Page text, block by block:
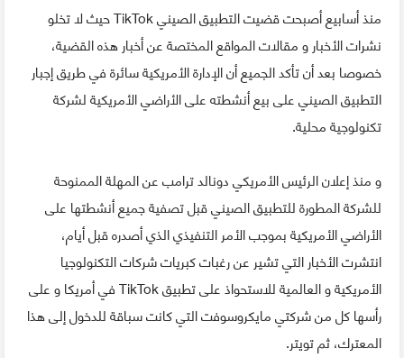
منذ أسابيع أصبحت قضيت التطبيق الصيني TikTok حيث لا تخلو
نشرات الأخبار و مقالات المواقع المختصة عن أخبار هذه القضية،
خصوصا بعد أن تأكد الجميع أن الإدارة الأمريكية سائرة في طريق إجبار
التطبيق الصيني على بيع أنشطته على الأراضي الأمريكية لشركة
تكنولوجية محلية.
و منذ إعلان الرئيس الأمريكي دونالد ترامب عن المهلة الممنوحة
للشركة المطورة للتطبيق الصيني قبل تصفية جميع أنشطتها على
الأراضي الأمريكية بموجب الأمر التنفيذي الذي أصدره قبل أيام،
انتشرت الأخبار التي تشير عن رغبات كبريات شركات التكنولوجيا
الأمريكية و العالمية للاستحواذ على تطبيق TikTok في أمريكا و على
رأسها كل من شركتي مايكروسوفت التي كانت سباقة للدخول إلى هذا
المعترك، ثم تويتر.